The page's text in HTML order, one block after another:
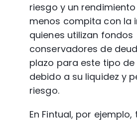
riesgo y un
menos compita con la
quienes utilizan fondos
conservadores de
plazo para este tipo de
debido a su liquidez y
riesgo.
En Fintual, por